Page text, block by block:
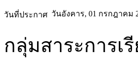
วันที่ประกาศ วันอังคาร, 01 กรกฎาคม
กลุ่มสาระการเ